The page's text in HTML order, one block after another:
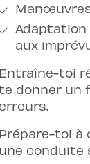
aux
Entraîne-toi
donner un
erreurs.
Prépare-toi à
une conduite